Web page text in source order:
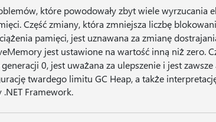
które powodowały zbyt wiele wyrzucania
Część zmiany, która zmniejsza liczbę
pamięci, jest uznawana za zmianę
jest ustawione na wartość inną niż zero.
0, jest uważana za ulepszenie i jest
twardego limitu GC Heap, a także
Framework.